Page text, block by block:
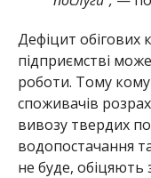
Дефіцит
підприємстві
роботи. Тому
споживачів
вивозу твердих
водопостачання
не буде, обіцяють